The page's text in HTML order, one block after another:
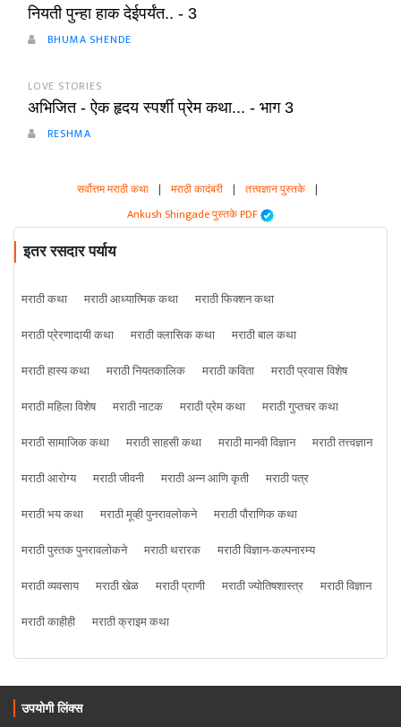
नियती पुन्हा हाक देईपर्यंत.. - 3
BHUMA SHENDE
LOVE STORIES
अभिजित - ऐक हृदय स्पर्शी प्रेम कथा... - भाग 3
RESHMA
सर्वोत्तम मराठी कथा | मराठी कादंबरी | तत्त्वज्ञान पुस्तके |
Ankush Shingade पुस्तके PDF
इतर रसदार पर्याय
मराठी कथा मराठी आध्यात्मिक कथा
मराठी फिक्शन कथा
मराठी प्रेरणादायी कथा
मराठी क्लासिक कथा
मराठी बाल कथा
मराठी हास्य कथा
मराठी नियतकालिक मराठी कविता
मराठी प्रवास विशेष
मराठी महिला विशेष
मराठी नाटक मराठी प्रेम कथा
मराठी गुप्तचर कथा
मराठी सामाजिक कथा
मराठी साहसी कथा मराठी मानवी विज्ञान
मराठी तत्त्वज्ञान
मराठी आरोग्य
मराठी जीवनी मराठी अन्न आणि कृती
मराठी पत्र
मराठी भय कथा
मराठी मूव्ही पुनरावलोकने
मराठी पौराणिक कथा
मराठी पुस्तक पुनरावलोकने
मराठी थरारक
मराठी विज्ञान-कल्पनारम्य
मराठी व्यवसाय
मराठी खेळ मराठी प्राणी मराठी ज्योतिषशास्त्र
मराठी विज्ञान
मराठी काहीही
मराठी क्राइम कथा
उपयोगी लिंक्स